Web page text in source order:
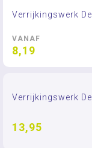
Verrijkingswerk
VANAF
8,19
Verrijkingswerk
13,95